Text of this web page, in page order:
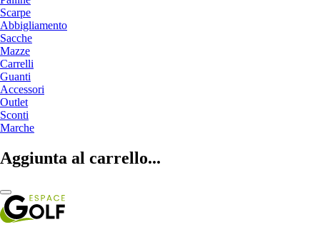
Scarpe
Abbigliamento
Sacche
Mazze
Carrelli
Guanti
Accessori
Outlet
Sconti
Marche
Aggiunta al carrello...